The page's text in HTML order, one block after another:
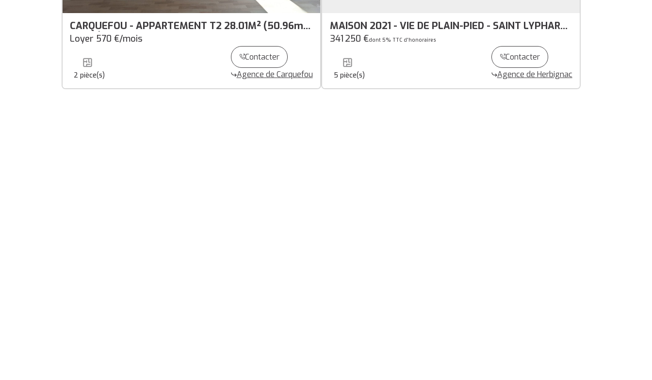
CARQUEFOU - APPARTEMENT T2 28.01M² (50.96m²
au sol) - Centre-ville
Loyer 570 €/mois
2pièce(s)
Contacter
Agence de Carquefou
MAISON 2021 - VIE DE PLAIN-PIED - SAINT LYPHARD
CENTRE
341 250 €dont 5% TTC d'honoraires
5 pièce(s)
Contacter
Agence de Herbignac